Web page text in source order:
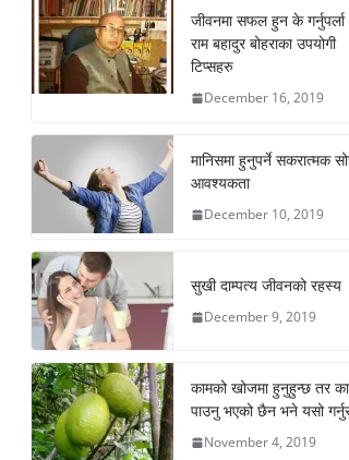
जीवनमा सफल हुन के गर्नुपर्ला
राम बहादुर बोहराका उपयोगी
टिप्सहरु
December 16, 2019
मानिसमा हुनुपर्ने सकरात्मक
आवश्यकता
December 10, 2019
सुखी दाम्पत्य जीवनको रहस्य
December 9, 2019
कामको खोजमा हुनुहुन्छ तर
पाउनु भएको छैन भने यसो
November 4, 2019